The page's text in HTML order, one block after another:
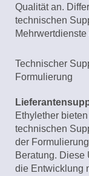
Qualität an.
technischen
Technischer
Formulierung
Ethylether
technischen
der
Beratung. Diese
die Entwicklung